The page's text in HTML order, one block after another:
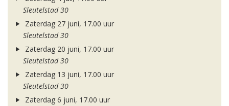
Sleutelstad 30
Zaterdag 27 juni, 17.00 uur
Sleutelstad 30
Zaterdag 20 juni, 17.00 uur
Sleutelstad 30
Zaterdag 13 juni, 17.00 uur
Sleutelstad 30
Zaterdag 6 juni, 17.00 uur